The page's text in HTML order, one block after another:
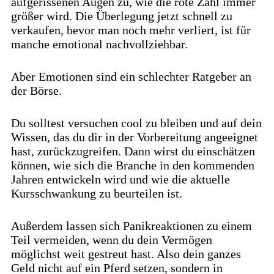
größer wird. Die Überlegung jetzt schnell zu
verkaufen, bevor man noch mehr verliert, ist für
manche emotional nachvollziehbar.
Aber Emotionen sind ein schlechter Ratgeber an
der Börse.
Du solltest versuchen cool zu bleiben und auf dein
Wissen, das du dir in der Vorbereitung angeeignet
hast, zurückzugreifen. Dann wirst du einschätzen
können, wie sich die Branche in den kommenden
Jahren entwickeln wird und wie die aktuelle
Kursschwankung zu beurteilen ist.
Außerdem lassen sich Panikreaktionen zu einem
Teil vermeiden, wenn du dein Vermögen
möglichst weit gestreut hast. Also dein ganzes
Geld nicht auf ein Pferd setzen, sondern in